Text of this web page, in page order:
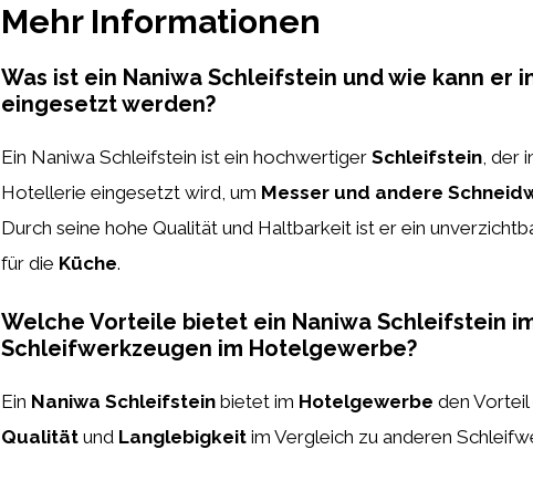
Mehr Informationen
Was ist ein Naniwa Schleifstein und wie kann er
eingesetzt werden?
Ein Naniwa Schleifstein ist ein hochwertiger Schleifstein , der
Hotellerie eingesetzt wird, um Messer und andere
Durch seine hohe Qualität und Haltbarkeit ist er ein
für die Küche.
Welche Vorteile bietet ein Naniwa Schleifstein
Schleifwerkzeugen im Hotelgewerbe?
Ein Naniwa Schleifstein bietet im Hotelgewerbe den Vorteil
Qualität und Langlebigkeit im Vergleich zu anderen